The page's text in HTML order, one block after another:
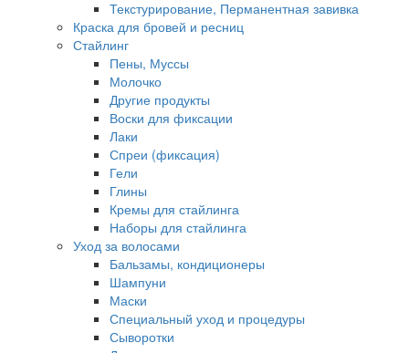
Текстурирование, Перманентная завивка
Краска для бровей и ресниц
Стайлинг
Пены, Муссы
Молочко
Другие продукты
Воски для фиксации
Лаки
Спреи (фиксация)
Гели
Глины
Кремы для стайлинга
Наборы для стайлинга
Уход за волосами
Бальзамы, кондиционеры
Шампуни
Маски
Специальный уход и процедуры
Сыворотки